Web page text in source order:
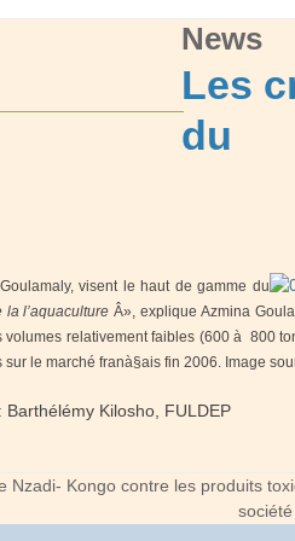
News
Les
du
visent le haut de gamme du
l’aquaculture Â», explique Azmina
relativement faibles (600 à 800
le marché franà§ais fin 2006. Image
Barthélémy Kilosho, FULDEP
Nzadi- Kongo contre les produits